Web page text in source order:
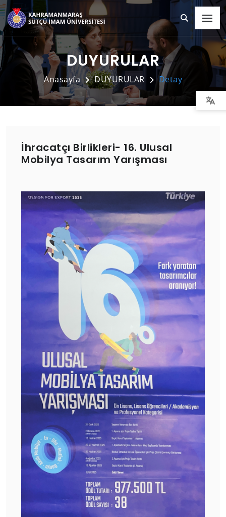
DUYURULAR
Anasayfa DUYURULAR Detay
İhracatçı Birlikleri- 16. Ulusal
Mobilya Tasarım Yarışması